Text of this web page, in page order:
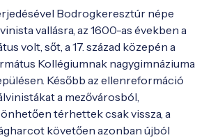
Bodrogkeresztúr népe
vallásra, az 1600-as években a
volt, sőt, a 17. század közepén a
Kollégiumnak nagygimnáziuma
Később az ellenreformáció
a mezővárosból,
térhettek csak vissza, a
követően azonban újból